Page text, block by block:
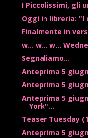
I Piccolissimi, gli
Oggi in libreria: "I
Finalmente in
w... w... w...
Segnaliamo...
Anteprima 5
Anteprima 5
Anteprima 5
York"...
Teaser Tuesday
Anteprima 5